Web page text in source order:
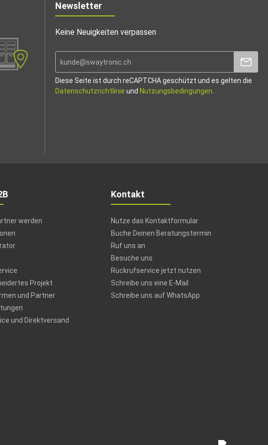
Newsletter
Keine Neuigkeiten verpassen
Diese Seite ist durch reCAPTCHA geschützt und es gelten die
Datenschutzrichtlinie und Nutzungsbedingungen
werden
Projekt
und Partner
und Direktversand
Kontakt
Nutze das Kontaktformular
Buche Deinen Beratungstermin
Ruf uns an
Besuche uns
Rückrufservice jetzt nutzen
Schreibe uns eine E-Mail
Schreibe uns auf WhatsApp